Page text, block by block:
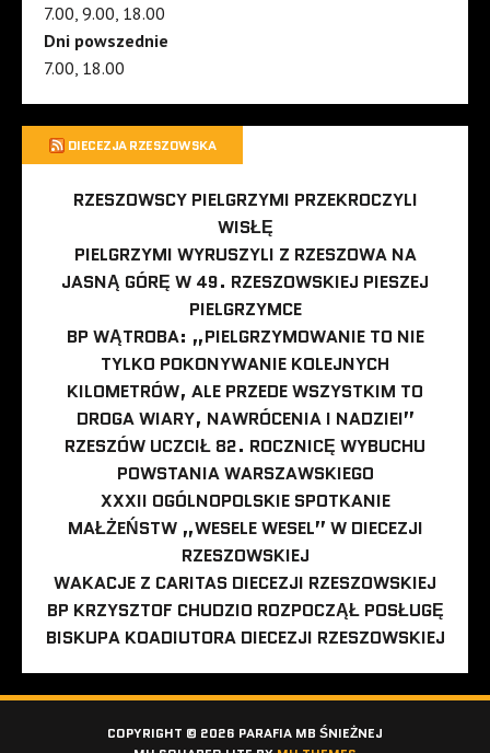
7.00, 9.00, 18.00
Dni powszednie
7.00, 18.00
DIECEZJA RZESZOWSKA
RZESZOWSCY PIELGRZYMI PRZEKROCZYLI
WISŁĘ
PIELGRZYMI WYRUSZYLI Z RZESZOWA NA
JASNĄ GÓRĘ W 49. RZESZOWSKIEJ PIESZEJ
PIELGRZYMCE
BP WĄTROBA: „PIELGRZYMOWANIE TO NIE
TYLKO POKONYWANIE KOLEJNYCH
KILOMETRÓW, ALE PRZEDE WSZYSTKIM TO
DROGA WIARY, NAWRÓCENIA I NADZIEI”
RZESZÓW UCZCIŁ 82. ROCZNICĘ WYBUCHU
POWSTANIA WARSZAWSKIEGO
XXXII OGÓLNOPOLSKIE SPOTKANIE
MAŁŻEŃSTW „WESELE WESEL” W DIECEZJI
RZESZOWSKIEJ
WAKACJE Z CARITAS DIECEZJI RZESZOWSKIEJ
BP KRZYSZTOF CHUDZIO ROZPOCZĄŁ POSŁUGĘ
BISKUPA KOADIUTORA DIECEZJI RZESZOWSKIEJ
COPYRIGHT © 2026 PARAFIA MB ŚNIEŻNEJ